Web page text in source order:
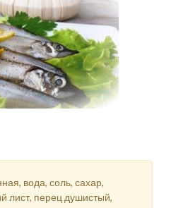
вода, соль, сахар,
лист, перец душистый,